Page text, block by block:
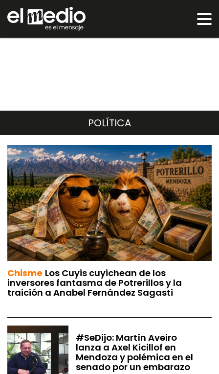
POLÍTICA
Chisme Los Cuyis cuyichean de los
inversores fantasma de Potrerillos y la
traición a Anabel Fernández Sagasti
#SeDijo: Martín Aveiro
lanza a Axel Kicillof en
Mendoza y polémica en el
senado por un embarazo